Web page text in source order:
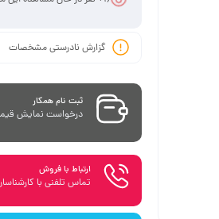
گزارش نادرستی مشخصات
ثبت نام همکار
درخواست نمایش
ارتباط با فروش
تماس تلفنی با